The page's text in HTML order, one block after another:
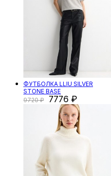
ФУТБОЛКА LLIU SILVER
STONE BASE
9720
7776